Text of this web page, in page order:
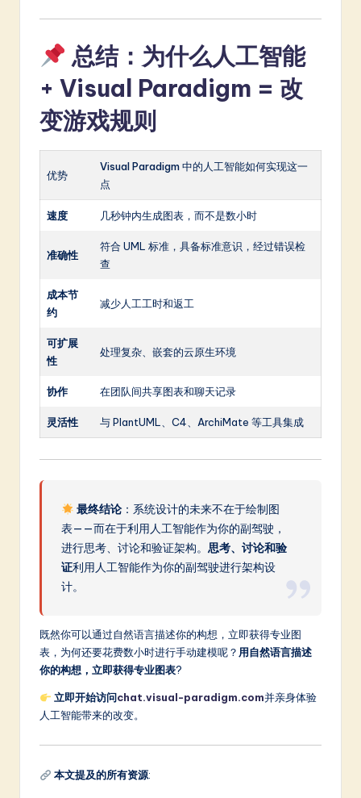
总结：为什么人工智能
+ Visual Paradigm = 改
变游戏规则
优势
Visual Paradigm 中的人工智能如何实现这一
点
速度 几秒钟内生成图表，而不是数小时
准确性
符合 UML 标准，具备标准意识，经过错误检
查
成本节
约
减少人工工时和返工
可扩展
性
处理复杂、嵌套的云原生环境
协作 在团队间共享图表和聊天记录
灵活性 与 PlantUML、C4、ArchiMate 等工具集成
最终结论 ：系统设计的未来不在于绘制图
表——而在于利用人工智能作为你的副驾驶，
进行思考、讨论和验证架构。思考、讨论和验
证利用人工智能作为你的副驾驶进行架构设
计。
既然你可以通过自然语言描述你的构想，立即获得专业图
表，为何还要花费数小时进行手动建模呢？ 用自然语言描述
你的构想，立即获得专业图表?
立即开始访问chat.visual-paradigm.com并亲身体验
人工智能带来的改变。
本文提及的所有资源: